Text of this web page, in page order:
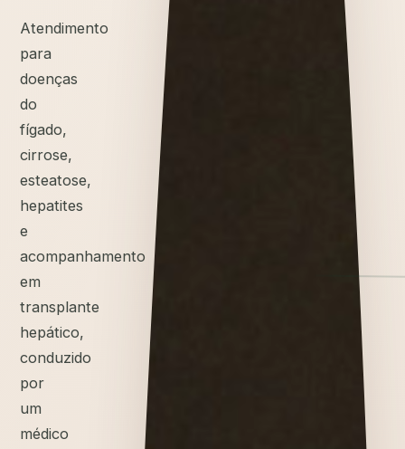
Atendimento
para
doenças
do
fígado,
cirrose,
esteatose,
hepatites
e
acompanhamento
em
transplante
hepático,
conduzido
por
um
médico